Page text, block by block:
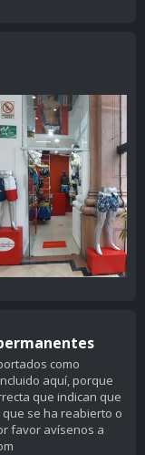
como
aquí, porque
que indican que
se ha reabierto o
favor avísenos a